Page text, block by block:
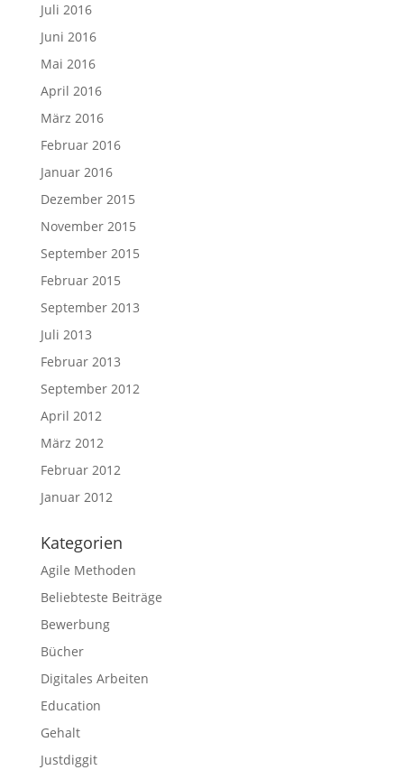
Juli 2016
Juni 2016
Mai 2016
April 2016
März 2016
Februar 2016
Januar 2016
Dezember 2015
November 2015
September 2015
Februar 2015
September 2013
Juli 2013
Februar 2013
September 2012
April 2012
März 2012
Februar 2012
Januar 2012
Kategorien
Agile Methoden
Beliebteste Beiträge
Bewerbung
Bücher
Digitales Arbeiten
Education
Gehalt
Justdiggit